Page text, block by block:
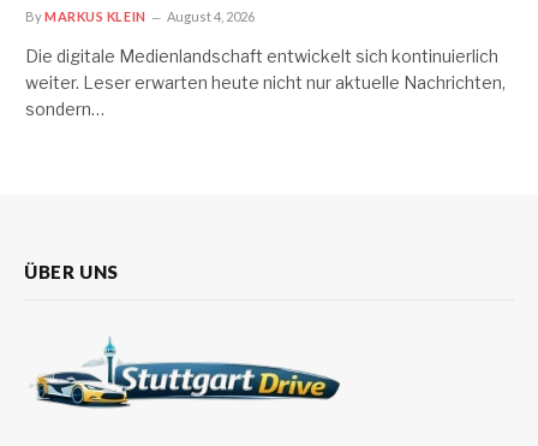
ByMARKUS KLEIN August 4, 2026
Die digitale Medienlandschaft entwickelt sich kontinuierlich
weiter. Leser erwarten heute nicht nur aktuelle Nachrichten,
sondern…
ÜBER UNS